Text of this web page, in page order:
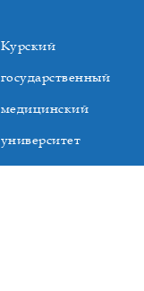
Курский
государственный
медицинский
университет